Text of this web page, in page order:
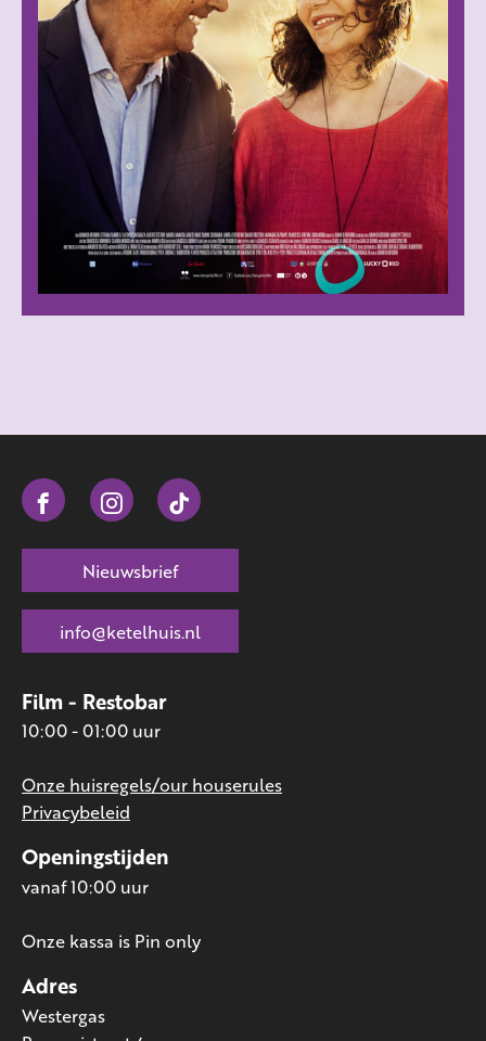
Adres
Westergas
Openingstijden
vanaf 10:00 uur
Onze kassa is Pin only
Film - Restobar
10:00 - 01:00 uur
Onze huisregels/our houserules
Privacybeleid
Nieuwsbrief
info@ketelhuis.nl